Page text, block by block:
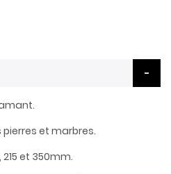
pierres et marbres.
et 350mm.